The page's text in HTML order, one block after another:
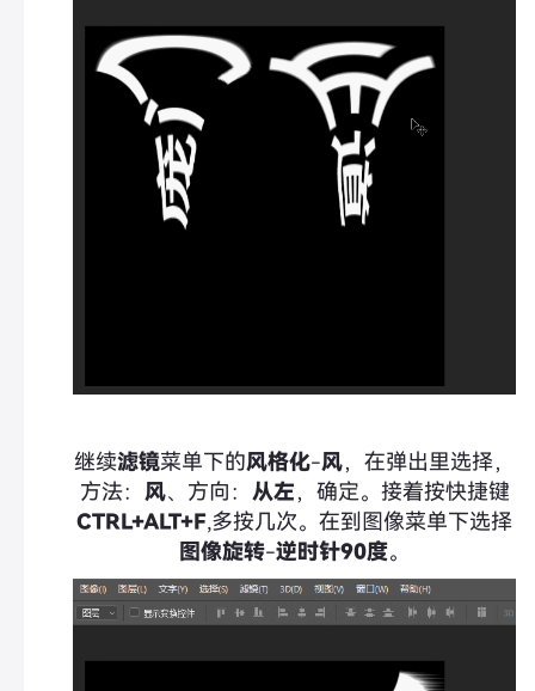
继续滤镜菜单下的风格化-风，在弹出里选择，
方法： 风、方向： 从左，确定。接着按快捷键
CTRL+ALT+F,多按几次。在到图像菜单下选择
图像旋转-逆时针90度。